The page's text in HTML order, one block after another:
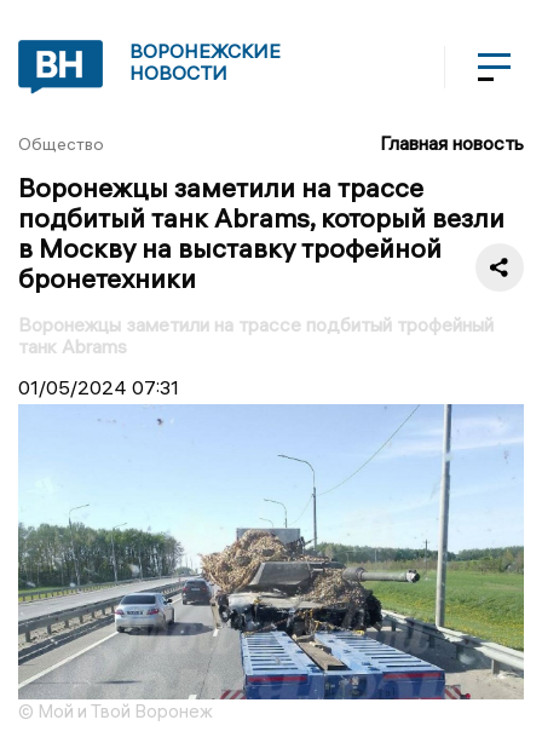
ВОРОНЕЖСКИЕ
НОВОСТИ
Общество Главная новость
Воронежцы заметили на трассе
подбитый танк Abrams, который везли
в Москву на выставку трофейной
бронетехники
Воронежцы заметили на трассе подбитый трофейный
танк Abrams
01/05/2024 07:31
© Мой и Твой Воронеж